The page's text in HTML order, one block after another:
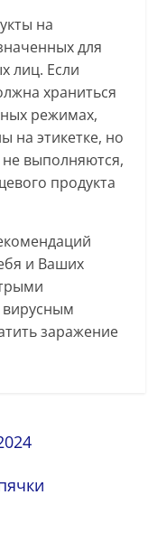
на
для
лиц. Если
храниться
режимах,
на этикетке, но
выполняются,
продукта
и Ваших
заражение